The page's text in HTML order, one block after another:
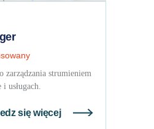
zarządzania strumieniem
usługach.
się więcej